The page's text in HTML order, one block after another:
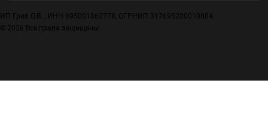
ИП Гриб О.В. , ИНН 695001862778, ОГРНИП 317695200010804
© 2026 Все права защищены